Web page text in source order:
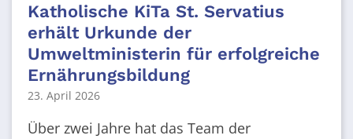
Katholische KiTa St. Servatius
erhält Urkunde der
Umweltministerin für erfolgreiche
Ernährungsbildung
23. April 2026
Über zwei Jahre hat das Team der